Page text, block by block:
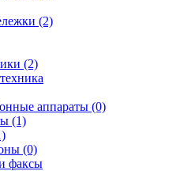
(2)
(2)
аппараты (0)
(1)
(0)
факсы